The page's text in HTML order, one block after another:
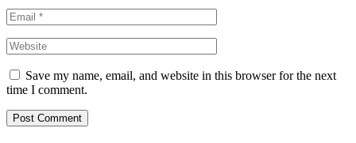
Save my name, email, and website in this browser for the next
time I comment.